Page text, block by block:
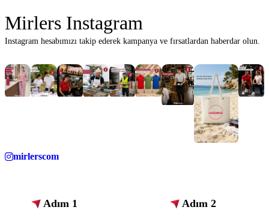
Mirlers Instagram
Instagram hesabımızı takip ederek kampanya ve fırsatlardan haberdar olun.
mirlerscom
Adım 1 Adım 2